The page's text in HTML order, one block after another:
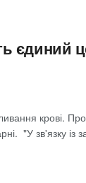
єдиний
крові.
"У зв'язку із